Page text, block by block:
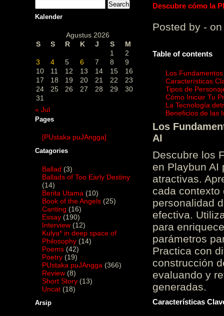
Kalender
Agustus 2026
S
S R K J S
M
1
2
3
4 5 6 7 8
9
10
11 12 13 14 15
16
17
18 19 20 21 22
23
24
25 26 27 28 29
30
31
« Jul
Pages
[PUstaka puJAngga]
Catagories
Ballad (3)
Ballads of Too Early Destiny
(14)
Berita Utama (10)
Book of the Angels (25)
Canting (16)
Essay (190)
Interview (12)
Kulya* in deep space of
Philosophy (14)
Poems (42)
Poetry (19)
PUstaka puJAngga (366)
Review (8)
Short Story (13)
Uncat (18)
Arsip
Descubre cómo la
Posted by - on
Table of contents
Los
Características
Tipos de
Cómo Iniciar Tu
La Tecnología
Beneficios de las
Los
AI
Descubre los
en Playbun AI
atractivas.
cada contexto
personalidad
efectiva.
para
parámetros
Practica con
construcción
evaluando y
generadas.
Características